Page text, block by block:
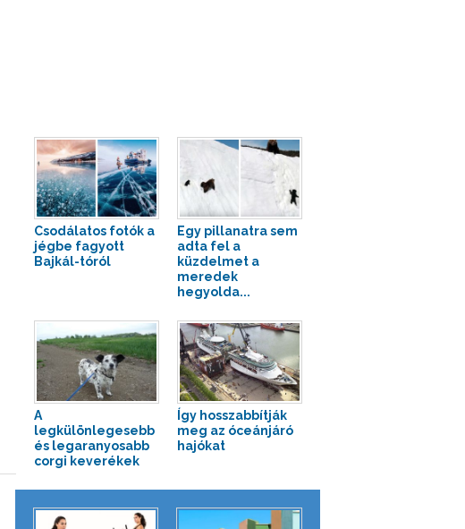
Csodálatos fotók a
jégbe fagyott
Bajkál-tóról
Egy pillanatra sem
adta fel a
küzdelmet a
meredek
hegyolda...
A
legkülönlegesebb
és legaranyosabb
corgi keverékek
Így hosszabbítják
meg az óceánjáró
hajókat